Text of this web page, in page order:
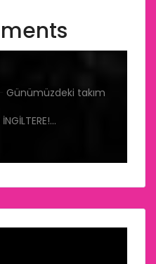
Günümüzdeki takım